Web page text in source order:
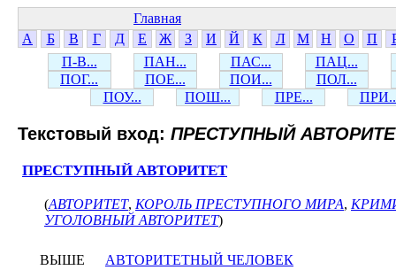
Главная
А
Б В Г Д Е Ж З И Й К Л М Н О П
П-В...
ПАН... ПАС...
ПАЦ...
ПОГ...
ПОЕ... ПОИ...
ПОЛ...
ПОУ...
ПОШ... ПРЕ...
Текстовый вход: ПРЕСТУПНЫЙ
ПРЕСТУПНЫЙ АВТОРИТЕТ
(АВТОРИТЕТ, КОРОЛЬ ПРЕСТУПНОГО МИРА,
УГОЛОВНЫЙ АВТОРИТЕТ)
ВЫШЕ
АВТОРИТЕТНЫЙ ЧЕЛОВЕК